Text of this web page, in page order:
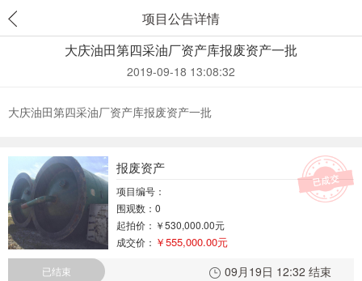
项目公告详情
大庆油田第四采油厂资产库报废资产一批
2019-09-18 13:08:32
大庆油田第四采油厂资产库报废资产一批
报废资产
项目编号：
围观数：0
起拍价： ￥530,000.00元
成交价： ￥555,000.00元
已结束 09月19日 12:32 结束